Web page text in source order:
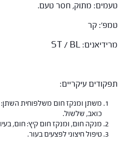
טעמים: מתוק, חסר
טמפ': קר
מרידיאנים: ST / BL
תפקודים עיקריים:
משתן ומנקז חום משלפוחית
כואב, שלשול.
מנקה חום, ומנקז חום קיץ: חום,
טיפול חיצוני לפצעים בעור.